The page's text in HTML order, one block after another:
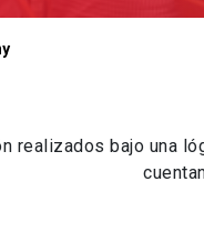
realizados bajo una